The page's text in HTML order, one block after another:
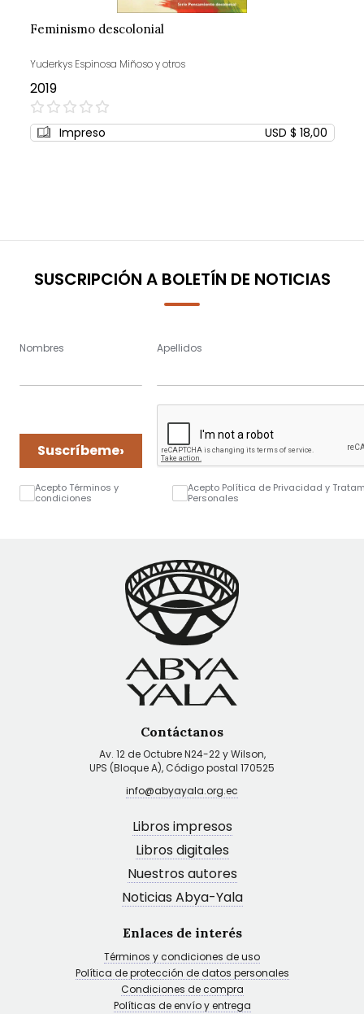
Feminismo descolonial
Yuderkys Espinosa Miñoso y otros
2019
0%
Impreso USD $ 18,00
SUSCRIPCIÓN A BOLETÍN DE NOTICIAS
Nombres Apellidos
Suscríbeme›
Acepto Términos y
condiciones
Acepto Política de Privacidad y
Personales
Contáctanos
Av. 12 de Octubre N24-22 y Wilson,
UPS (Bloque A), Código postal 170525
info@abyayala.org.ec
Libros impresos
Libros digitales
Nuestros autores
Noticias Abya-Yala
Enlaces de interés
Términos y condiciones de uso
Política de protección de datos personales
Condiciones de compra
Políticas de envío y entrega